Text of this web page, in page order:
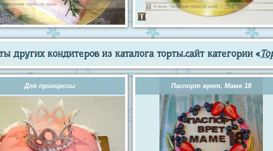
других кондитеров из каталога торты.сайт категории «
Для принцессы Паспорт врет. Маме 18